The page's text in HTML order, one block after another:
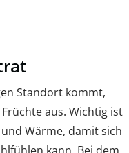
Standort kommt,
aus. Wichtig ist
Wärme, damit sich